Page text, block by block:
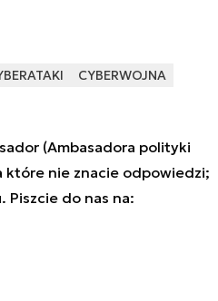
CYBERWOJNA
(Ambasadora polityki
które nie znacie odpowiedzi;
Piszcie do nas na: